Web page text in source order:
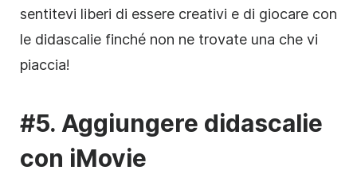
sentitevi liberi di essere creativi e di giocare con
le didascalie finché non ne trovate una che vi
piaccia!
#5. Aggiungere didascalie
con iMovie